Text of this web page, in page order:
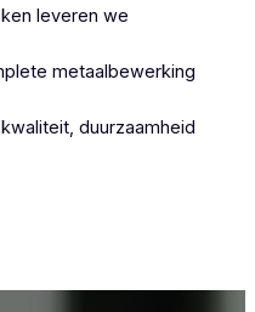
leveren we
metaalbewerking
duurzaamheid